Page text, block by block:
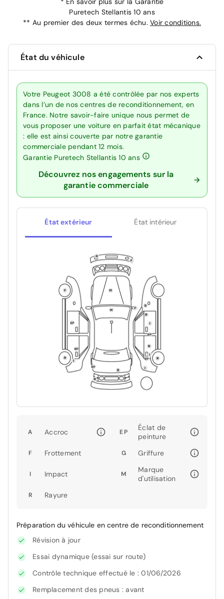
Puretech Stellantis 10 ans
** Au premier des deux termes échu. Voir conditions.
État du véhicule
Votre Peugeot 3008 a été contrôlée par nos experts
dans l’un de nos centres de reconditionnement, en
France. Notre savoir-faire unique nous permet de
vous proposer une voiture en parfait état mécanique
: elle est ainsi couverte par notre garantie
commerciale pendant 12 mois.
Garantie Puretech Stellantis 10 ans
Découvrez nos engagements sur la
garantie commerciale
État extérieur État intérieur
A Accroc EP
Éclat de
peinture
F Frottement G Griffure
I Impact M
Marque
d'utilisation
R Rayure
Préparation du véhicule en centre de reconditionnement
Révision à jour
Essai dynamique (essai sur route)
Contrôle technique effectué le : 01/06/2026
Remplacement des pneus : avant